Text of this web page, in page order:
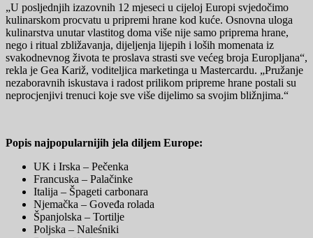
„U posljednjih izazovnih 12 mjeseci u cijeloj Europi svjedočimo
kulinarskom procvatu u pripremi hrane kod kuće. Osnovna uloga
kulinarstva unutar vlastitog doma više nije samo priprema hrane,
nego i ritual zbližavanja, dijeljenja lijepih i loših momenata iz
svakodnevnog života te proslava strasti sve većeg broja Europljana“,
rekla je Gea Kariž, voditeljica marketinga u Mastercardu. „Pružanje
nezaboravnih iskustava i radost prilikom pripreme hrane postali su
neprocjenjivi trenuci koje sve više dijelimo sa svojim bližnjima.“
Popis najpopularnijih jela diljem Europe:
UK i Irska – Pečenka
Francuska – Palačinke
Italija – Špageti carbonara
Njemačka – Goveđa rolada
Španjolska – Tortilje
Poljska – Naleśniki